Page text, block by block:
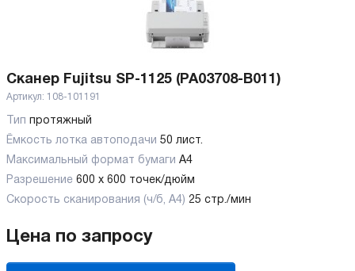
Сканер Fujitsu SP-1125 (PA03708-B011)
Артикул: 108-101191
Тип протяжный
Ёмкость лотка автоподачи 50 лист.
Максимальный формат бумаги А4
Разрешение 600 x 600 точек/дюйм
Скорость сканирования (ч/б, А4) 25 стр./мин
Цена по запросу